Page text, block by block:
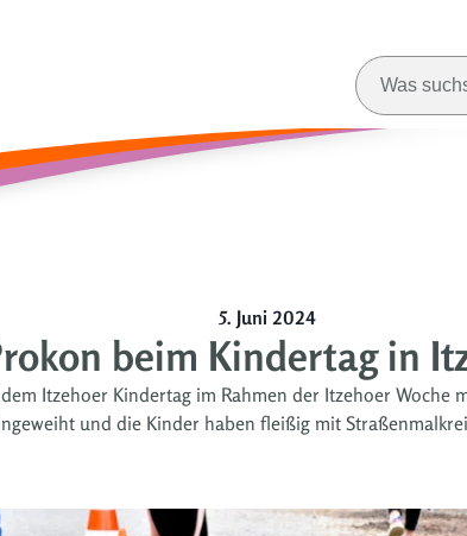
5. Juni 2024
beim Kindertag in
Itzehoer Kindertag im Rahmen der Itzehoer
und die Kinder haben fleißig mit